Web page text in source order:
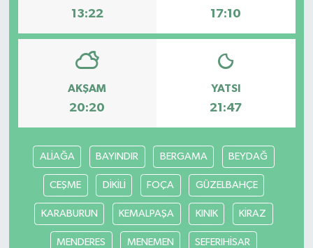
13:22 17:10
AKŞAM
20:20
YATSI
21:47
ALİAĞA BAYINDIR BERGAMA BEYDAĞ
CEŞME DİKİLİ FOÇA GÜZELBAHÇE
KARABURUN KEMALPAŞA KINIK KİRAZ
MENDERES MENEMEN SEFERIHİSAR